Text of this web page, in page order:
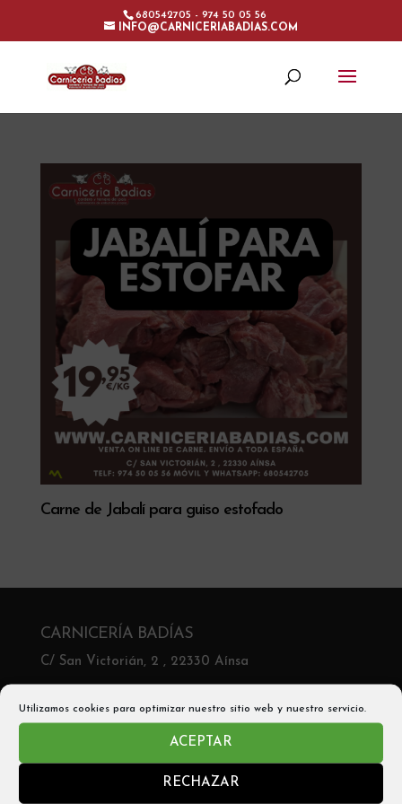
Utilizamos cookies para optimizar nuestro sitio web y nuestro servicio.
ACEPTAR
RECHAZAR
680542705 - 974 50 05 56
INFO@CARNICERIABADIAS.COM
Carne de Jabalí para guiso estofado
CARNICERÍA BADÍAS
C/ San Victorián, 2 , 22330 Aínsa
Móvil y Whatsapp: 680542705
Email: info@carniceríabadias.com